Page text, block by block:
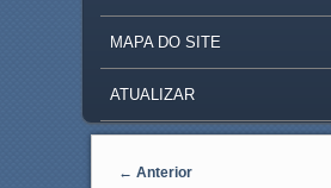
MAPA DO SITE
ATUALIZAR
Post navigation
← Anterior